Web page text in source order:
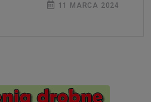
11 MARCA 2024